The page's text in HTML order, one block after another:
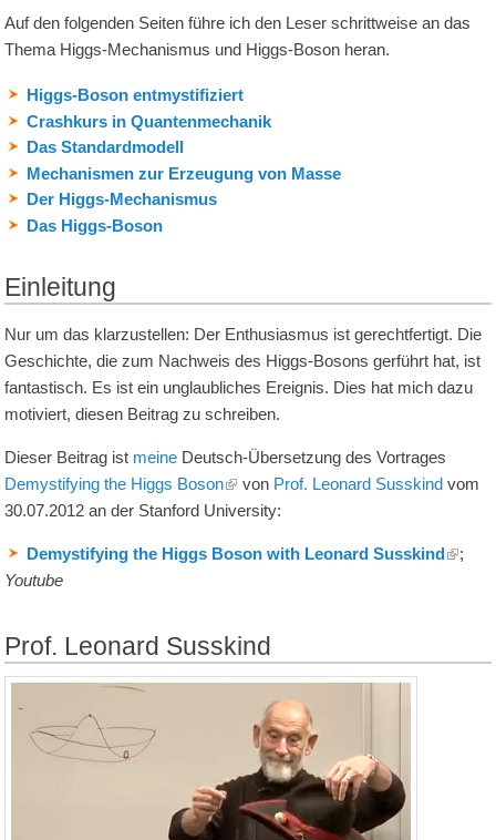
Auf den folgenden Seiten führe ich den Leser schrittweise an das
Thema Higgs-Mechanismus und Higgs-Boson heran.
Higgs-Boson entmystifiziert
Crashkurs in Quantenmechanik
Das Standardmodell
Mechanismen zur Erzeugung von Masse
Der Higgs-Mechanismus
Das Higgs-Boson
Einleitung
Nur um das klarzustellen: Der Enthusiasmus ist gerechtfertigt. Die
Geschichte, die zum Nachweis des Higgs-Bosons gerführt hat, ist
fantastisch. Es ist ein unglaubliches Ereignis. Dies hat mich dazu
motiviert, diesen Beitrag zu schreiben.
Dieser Beitrag ist meine Deutsch-Übersetzung des Vortrages
Demystifying the Higgs Boson
von Prof. Leonard Susskind vom
30.07.2012 an der Stanford University:
Demystifying the Higgs Boson with Leonard Susskind
;
Youtube
Prof. Leonard Susskind